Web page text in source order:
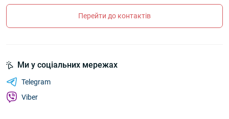
Перейти до контактів
Ми у соціальних мережах
Telegram
Viber